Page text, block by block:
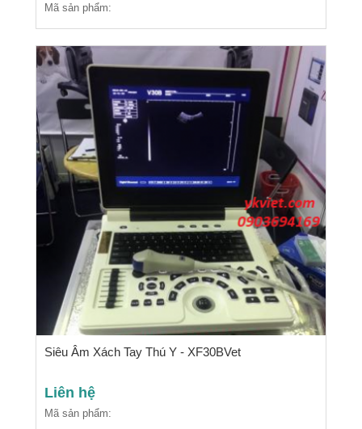
Mã sản phẩm:
Siêu Âm Xách Tay Thú Y - XF30BVet
Liên hệ
Mã sản phẩm: